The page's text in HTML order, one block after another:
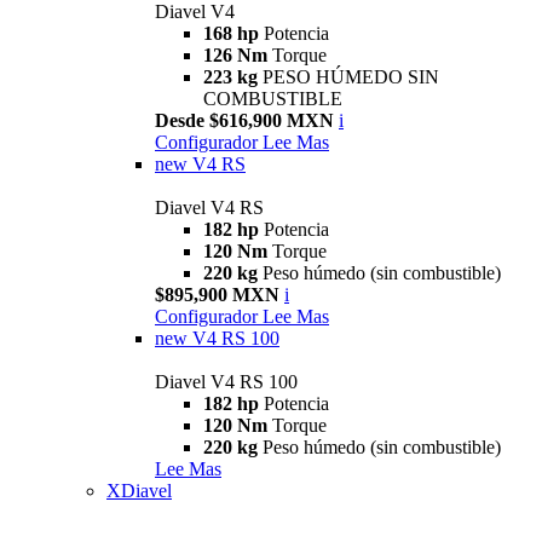
Diavel V4
168 hp Potencia
126 Nm Torque
223 kg PESO HÚMEDO SIN
COMBUSTIBLE
Desde $616,900 MXN i
Configurador Lee Mas
new V4 RS
Diavel V4 RS
182 hp Potencia
120 Nm Torque
220 kg Peso húmedo (sin combustible)
$895,900 MXN i
Configurador Lee Mas
new V4 RS 100
Diavel V4 RS 100
182 hp Potencia
120 Nm Torque
220 kg Peso húmedo (sin combustible)
Lee Mas
XDiavel